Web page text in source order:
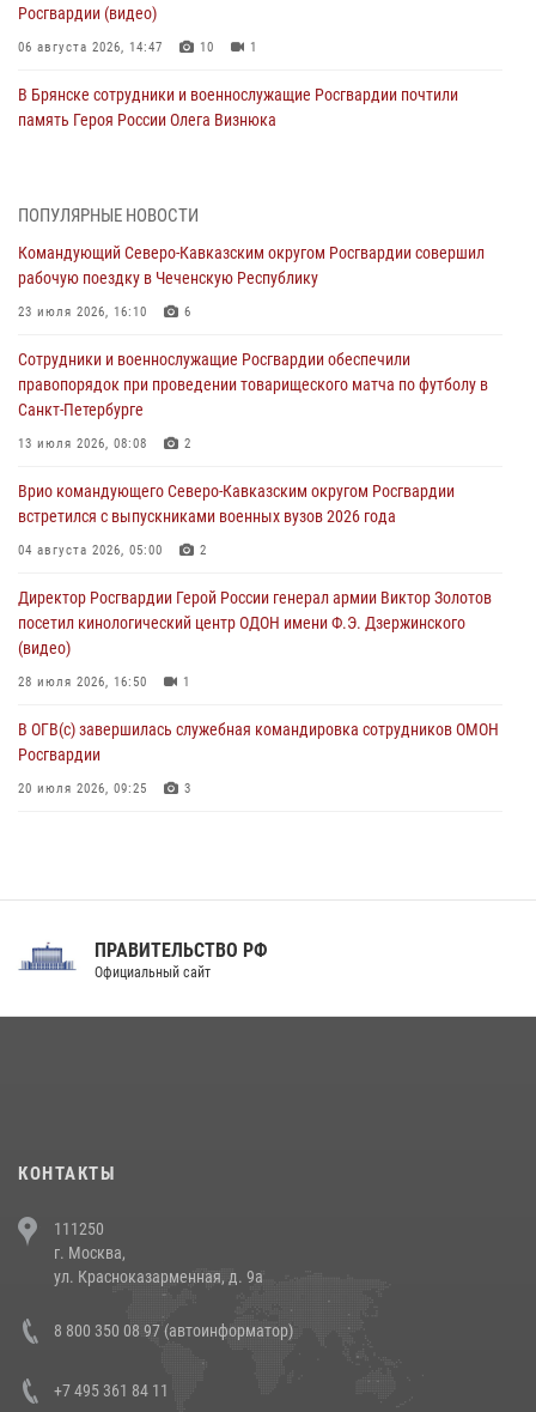
Росгвардии (видео)
06 августа 2026, 14:47 10 1
В Брянске сотрудники и военнослужащие Росгвардии почтили
память Героя России Олега Визнюка
память товарищей, погибших при исполнении воинского долга
06 августа 2026, 13:29 5
В Центральном округе Росгвардии прошли мероприятия к
06 августа 2026, 13:24
Росгвардейцы задержали мужчину, открывшего стрельбу в
Подмосковье (видео)
Росгвардейцы провели выставку вооружения для участников сбора
«Гвардеец» в Пензе (видео)
В Курске росгвардейцы приняли участие в митинге, посвященном
второй годовщине вторжения ВСУ на территорию области
06 августа 2026, 11:56
ПОПУЛЯРНЫЕ НОВОСТИ
Командующий Северо-Кавказским округом Росгвардии совершил
рабочую поездку в Чеченскую Республику
23 июля 2026, 16:10 6
Сотрудники и военнослужащие Росгвардии обеспечили
правопорядок при проведении товарищеского матча по футболу в
Санкт-Петербурге
13 июля 2026, 08:08 2
Врио командующего Северо-Кавказским округом Росгвардии
встретился с выпускниками военных вузов 2026 года
04 августа 2026, 05:00 2
Директор Росгвардии Герой России генерал армии Виктор Золотов
посетил кинологический центр ОДОН имени Ф.Э. Дзержинского
(видео)
28 июля 2026, 16:50 1
В ОГВ(с) завершилась служебная командировка сотрудников ОМОН
Росгвардии
20 июля 2026, 09:25 3
Праздник «Один день с Росгвардией» к 105-летию Центрального
напавших на бригаду скорой помощи (видео)
14 июля 2026, 12:20
В Росгвардии прошла военно-научная конференция по обобщению
боевого опыта
ПРАВИТЕЛЬСТВО РФ
Официальный сайт
КОНТАКТЫ
111250
г. Москва,
ул. Красноказарменная, д. 9а
8 800 350 08 97 (автоинформатор)
+7 495 361 84 11